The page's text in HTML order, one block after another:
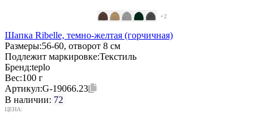
+2
Шапка Ribelle, темно-желтая (горчичная)
Размеры:56-60, отворот 8 см
Подлежит маркировке:Текстиль
Бренд:teplo
Вес:100 г
Артикул:G-19066.23
В наличии: 72
ЦЕНА: